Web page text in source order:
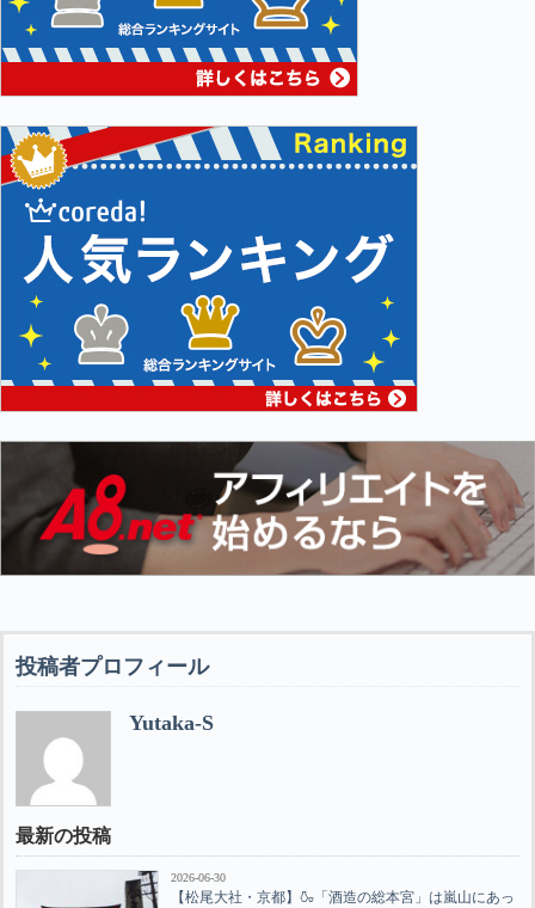
投稿者プロフィール
Yutaka-S
最新の投稿
2026-06-30
【松尾大社・京都】🍶「酒造の総本宮」は嵐山にあっ